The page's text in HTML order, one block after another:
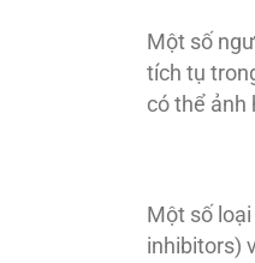
Một số
tích tụ
có thể ảnh
Một số
inhibitors)